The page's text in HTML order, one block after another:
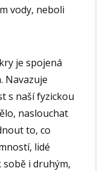
vody, neboli
je spojená
Navazuje
s naší fyzickou
naslouchat
to, co
lidé
i druhým,